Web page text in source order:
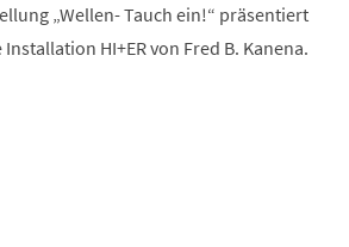
„Wellen- Tauch ein!“ präsentiert
HI+ER von Fred B. Kanena.